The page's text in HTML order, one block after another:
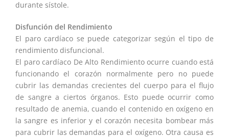
durante sístole.
Disfunción del Rendimiento
El paro cardíaco se puede categorizar según el tipo de
rendimiento disfuncional.
El paro cardíaco De Alto Rendimiento ocurre cuando está
funcionando el corazón normalmente pero no puede
cubrir las demandas crecientes del cuerpo para el flujo
de sangre a ciertos órganos. Esto puede ocurrir como
resultado de anemia, cuando el contenido en oxígeno en
la sangre es inferior y el corazón necesita bombear más
para cubrir las demandas para el oxígeno. Otra causa es